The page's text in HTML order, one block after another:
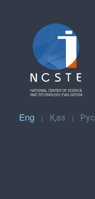
Eng | Қаз | Рус